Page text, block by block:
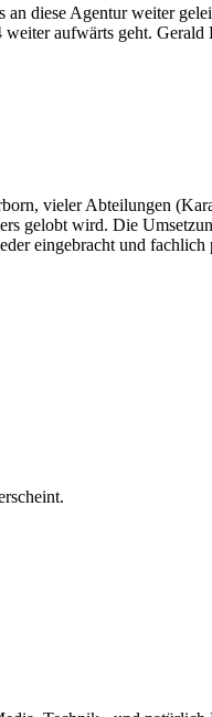
diese Agentur weiter
aufwärts geht.
vieler Abteilungen
gelobt wird. Die
eingebracht und